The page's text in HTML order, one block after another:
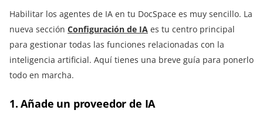
Habilitar los agentes de IA en tu DocSpace es muy sencillo. La
nueva sección Configuración de IA es tu centro principal
para gestionar todas las funciones relacionadas con la
inteligencia artificial. Aquí tienes una breve guía para ponerlo
todo en marcha.
1. Añade un proveedor de IA